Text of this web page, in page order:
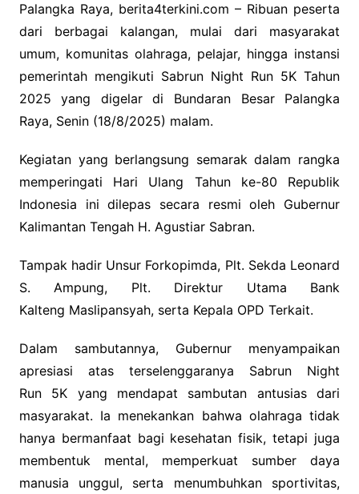
Palangka Raya, berita4terkini.com – Ribuan peserta
dari berbagai kalangan, mulai dari masyarakat
umum, komunitas olahraga, pelajar, hingga instansi
pemerintah mengikuti Sabrun Night Run 5K Tahun
2025 yang digelar di Bundaran Besar Palangka
Raya, Senin (18/8/2025) malam.
Kegiatan yang berlangsung semarak dalam rangka
memperingati Hari Ulang Tahun ke-80 Republik
Indonesia ini dilepas secara resmi oleh Gubernur
Kalimantan Tengah H. Agustiar Sabran.
Tampak hadir Unsur Forkopimda, Plt. Sekda Leonard
S. Ampung, Plt. Direktur Utama Bank
Kalteng Maslipansyah, serta Kepala OPD Terkait.
Dalam sambutannya, Gubernur menyampaikan
apresiasi atas terselenggaranya Sabrun Night
Run 5K yang mendapat sambutan antusias dari
masyarakat. Ia menekankan bahwa olahraga tidak
hanya bermanfaat bagi kesehatan fisik, tetapi juga
membentuk mental, memperkuat sumber daya
manusia unggul, serta menumbuhkan sportivitas,